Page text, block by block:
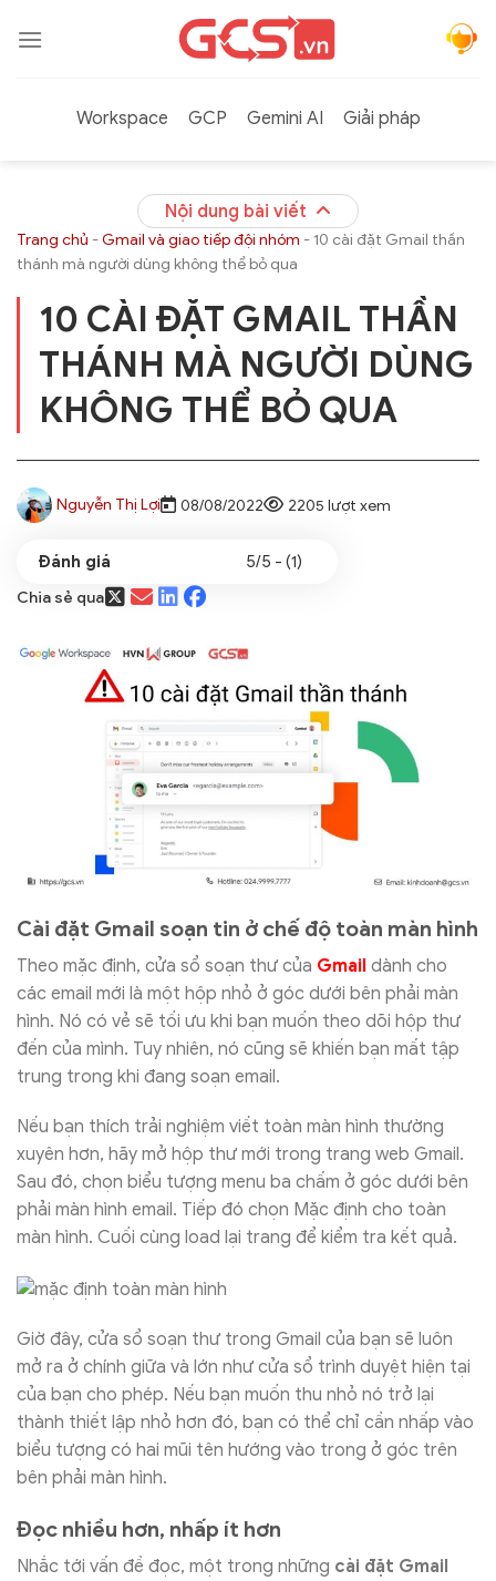
qua
Workspace
GCP Gemini AI Giải pháp
Nội dung bài viết
Trang chủ -Gmail và giao tiếp đội nhóm - 10 cài đặt Gmail thần
thánh mà người dùng không thể bỏ qua
10 CÀI ĐẶT GMAIL THẦN
THÁNH MÀ NGƯỜI DÙNG
KHÔNG THỂ BỎ QUA
Nguyễn Thị Lợi 08/08/2022 2205 lượt xem
5/5 - (1)
Chia sẻ qua
Cài đặt Gmail soạn tin ở chế độ toàn màn hình
Theo mặc định, cửa sổ soạn thư của Gmail dành cho
các email mới là một hộp nhỏ ở góc dưới bên phải màn
hình. Nó có vẻ sẽ tối ưu khi bạn muốn theo dõi hộp thư
đến của mình. Tuy nhiên, nó cũng sẽ khiến bạn mất tập
trung trong khi đang soạn email.
Nếu bạn thích trải nghiệm viết toàn màn hình thường
xuyên hơn, hãy mở hộp thư mới trong trang web Gmail.
Sau đó, chọn biểu tượng menu ba chấm ở góc dưới bên
phải màn hình email. Tiếp đó chọn Mặc định cho toàn
màn hình. Cuối cùng load lại trang để kiểm tra kết quả.
Giờ đây, cửa sổ soạn thư trong Gmail của bạn sẽ luôn
mở ra ở chính giữa và lớn như cửa sổ trình duyệt hiện tại
của bạn cho phép. Nếu bạn muốn thu nhỏ nó trở lại
thành thiết lập nhỏ hơn đó, bạn có thể chỉ cần nhấp vào
biểu tượng có hai mũi tên hướng vào trong ở góc trên
bên phải màn hình.
Đọc nhiều hơn, nhấp ít hơn
Nhắc tới vấn đề đọc, một trong những cài đặt Gmail